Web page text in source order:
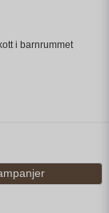
i barnrummet